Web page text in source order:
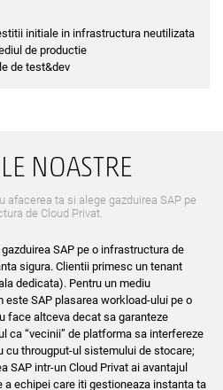
initiale in infrastructura neutilizata
de productie
de test&dev
NOASTRE
afacerea ta si alege gazduirea SAP pe
de Cloud Privat.
SAP pe o infrastructura de
sigura. Clientii primesc un tenant
dedicata). Pentru un mediu
SAP plasarea workload-ului pe o
face altceva decat sa garanteze
ca “vecinii” de platforma sa interfereze
cu througput-ul sistemului de stocare;
SAP intr-un Cloud Privat ai avantajul
echipei care iti gestioneaza instanta ta